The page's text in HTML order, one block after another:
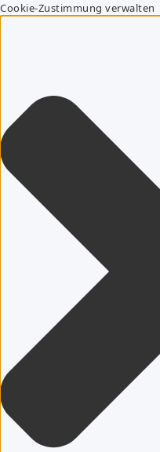
Cookie-Zustimmung verwalten